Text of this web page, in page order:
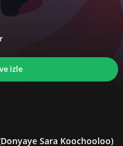
izle
Sara Koochooloo)